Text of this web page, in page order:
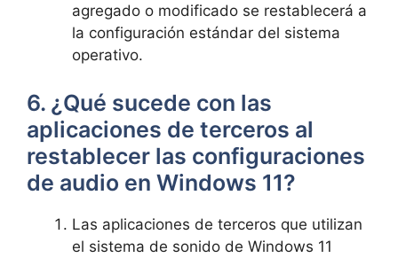
agregado o modificado se restablecerá a
la configuración estándar del sistema
operativo.
6. ¿Qué sucede con las
aplicaciones de terceros al
restablecer las configuraciones
de audio en Windows 11?
Las aplicaciones de terceros que utilizan
el sistema de sonido de Windows 11